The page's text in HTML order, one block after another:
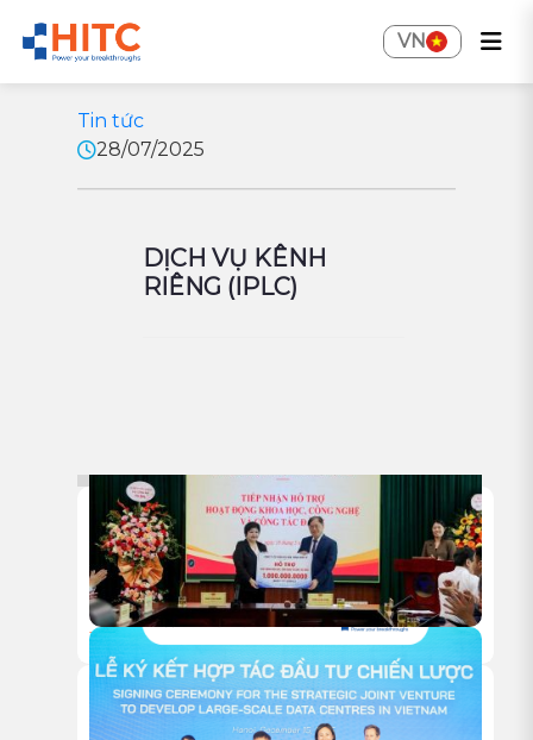
VN
Tin tức
28/07/2025
DỊCH VỤ KÊNH
RIÊNG (IPLC)
18/05/2026
HITC TRAO TẶNG 1 TỶ ĐỒNG HỖ TRỢ HOẠT ĐỘNG NGHIÊN
CỨU KHOA HỌC CỦA VUSTA